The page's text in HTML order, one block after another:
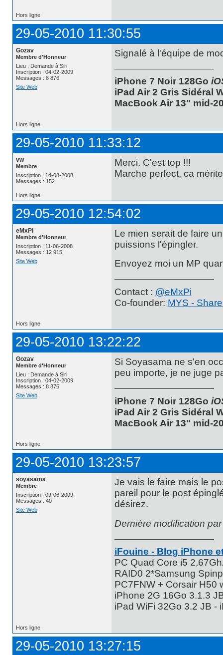
Hors ligne
29-05-2010 11:30:55
Gozav
Membre d'Honneur
Lieu : Demande à Siri
Inscription : 04-02-2009
Messages : 8 876
Site Web
Signalé à l'équipe de
iPhone 7 Noir 128Go
iPad Air 2 Gris Sidéral
MacBook Air 13" mid-
Hors ligne
29-05-2010 11:33:12
vw
Membre
Inscription : 14-08-2008
Messages : 152
Merci. C'est top !!!
Marche perfect, ca
Hors ligne
29-05-2010 12:54:02
eMxPi
Membre d'Honneur
Inscription : 11-06-2008
Messages : 12 915
Site Web
Le mien serait de faire
puissions l'épingler.
Envoyez moi un MP
Contact : @eMxPi
Co-founder: MYS -
Hors ligne
29-05-2010 13:22:22
Gozav
Membre d'Honneur
Lieu : Demande à Siri
Inscription : 04-02-2009
Messages : 8 876
Site Web
Si Soyasama ne s'en
peu importe, je ne juge
iPhone 7 Noir 128Go
iPad Air 2 Gris Sidéral
MacBook Air 13" mid-
Hors ligne
29-05-2010 13:23:57
soyasama
Membre
Inscription : 09-06-2009
Messages : 40
Site Web
Je vais le faire mais le
pareil pour le post
désirez.
Dernière modification
iFouine - Blog iPhone
PC Quad Core i5
RAID0 2*Samsung
PC7FNW + Corsair H50
iPhone 2G 16Go 3.1.3
iPad WiFi 32Go 3.2 JB -
Hors ligne
29-05-2010 13:27:15